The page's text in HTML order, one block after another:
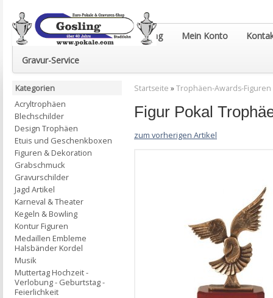
Euro-Pokale & Gravur-Shop Gosling Mein Konto
Gravur-Service
Startseite »Trophäen-Awards-Figuren
Figur Pokal
zum vorherigen Artikel
Kategorien
Acryltrophäen
Blechschilder
Design Trophäen
Etuis und Geschenkboxen
Figuren & Dekoration
Grabschmuck
Gravurschilder
Jagd Artikel
Karneval & Theater
Kegeln & Bowling
Kontur Figuren
Medaillen Embleme
Halsbänder Kordel
Musik
Muttertag Hochzeit -
Verlobung - Geburtstag -
Feierlichkeit